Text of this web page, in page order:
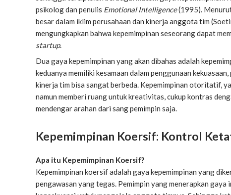
psikolog dan penulis Emotional Intelligence(1995).
besar dalam iklim perusahaan dan kinerja anggota tim (
mengungkapkan bahwa kepemimpinan seseorang dapat
startup.
Dua gaya kepemimpinan yang akan dibahas adalah
keduanya memiliki kesamaan dalam penggunaan
kinerja tim bisa sangat berbeda. Kepemimpinan otoritatif,
namun memberi ruang untuk kreativitas, cukup kontras
mendengar arahan dari sang pemimpin saja.
Kepemimpinan Koersif: Kontrol
Apa itu Kepemimpinan Koersif?
Kepemimpinan koersif adalah gaya kepemimpinan yang
pengawasan yang tegas. Pemimpin yang menerapkan gaya